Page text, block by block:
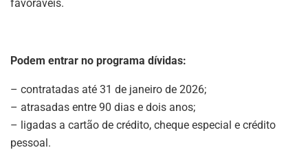
favoráveis.
Podem entrar no programa dívidas:
– contratadas até 31 de janeiro de 2026;
– atrasadas entre 90 dias e dois anos;
– ligadas a cartão de crédito, cheque especial e crédito
pessoal.